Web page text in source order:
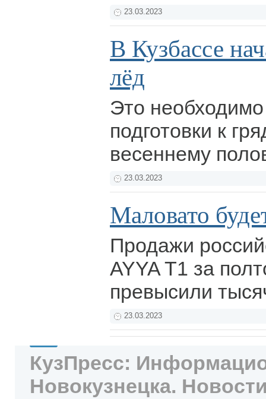
23.03.2023
В Кузбассе
лёд
Это
подготовки к
весеннему
23.03.2023
Маловато
Продажи
AYYA T1 за
превысили
23.03.2023
КузПресс:
Новокузнецка.